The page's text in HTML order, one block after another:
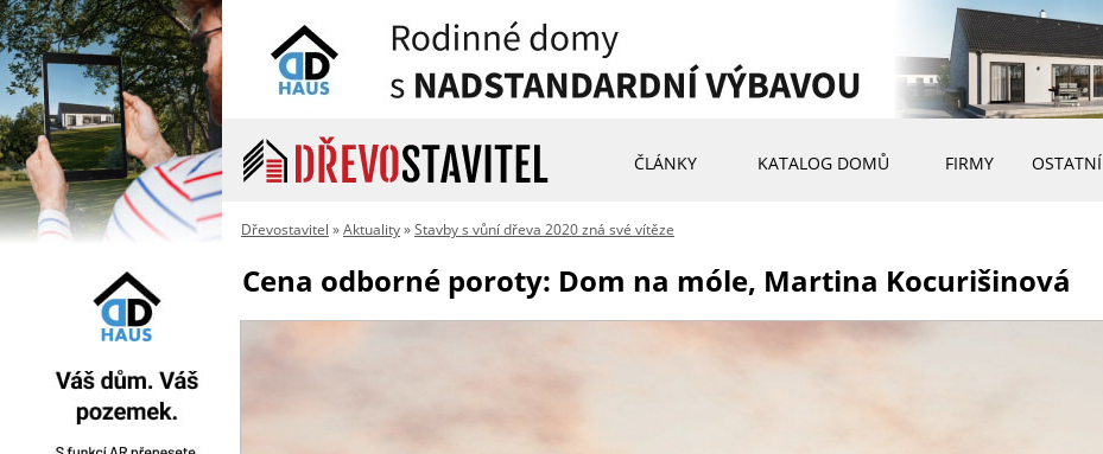
ČLÁNKY KATALOG DOMŮ FIRMY OSTATNÍ
Dřevostavitel »Aktuality»Stavby s vůní dřeva 2020 zná své vítěze
Cena odborné poroty: Dom na móle, Martina Kocurišinová